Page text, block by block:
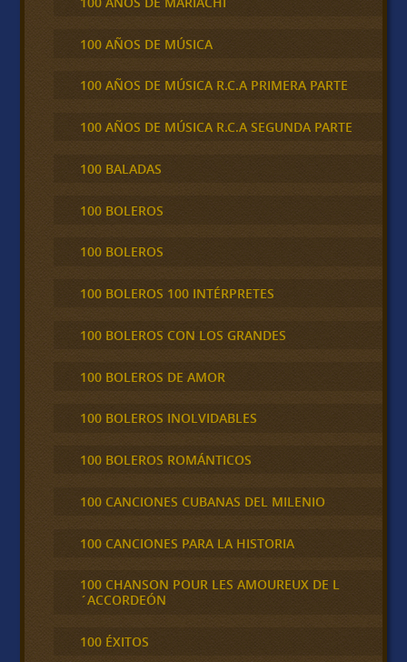
100 AÑOS DE MÚSICA
100 AÑOS DE MÚSICA R.C.A PRIMERA PARTE
100 AÑOS DE MÚSICA R.C.A SEGUNDA PARTE
100 BALADAS
100 BOLEROS
100 BOLEROS
100 BOLEROS 100 INTÉRPRETES
100 BOLEROS CON LOS GRANDES
100 BOLEROS DE AMOR
100 BOLEROS INOLVIDABLES
100 BOLEROS ROMÁNTICOS
100 CANCIONES CUBANAS DEL MILENIO
100 CANCIONES PARA LA HISTORIA
100 CHANSON POUR LES AMOUREUX DE L
´ACCORDEÓN
100 ÉXITOS